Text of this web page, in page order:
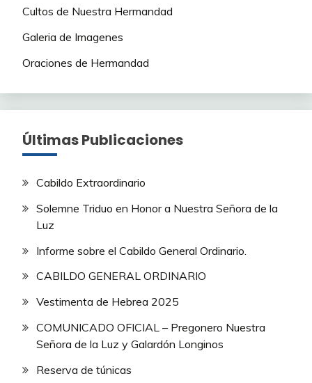
Cultos de Nuestra Hermandad
Galeria de Imagenes
Oraciones de Hermandad
Últimas Publicaciones
Cabildo Extraordinario
Solemne Triduo en Honor a Nuestra Señora de la
Luz
Informe sobre el Cabildo General Ordinario.
CABILDO GENERAL ORDINARIO
Vestimenta de Hebrea 2025
COMUNICADO OFICIAL – Pregonero Nuestra
Señora de la Luz y Galardón Longinos
Reserva de túnicas